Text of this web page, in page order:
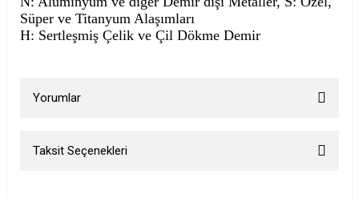
Süper ve Titanyum Alaşımları
H: Sertleşmiş Çelik ve Çil Dökme Demir
Yorumlar
Taksit Seçenekleri